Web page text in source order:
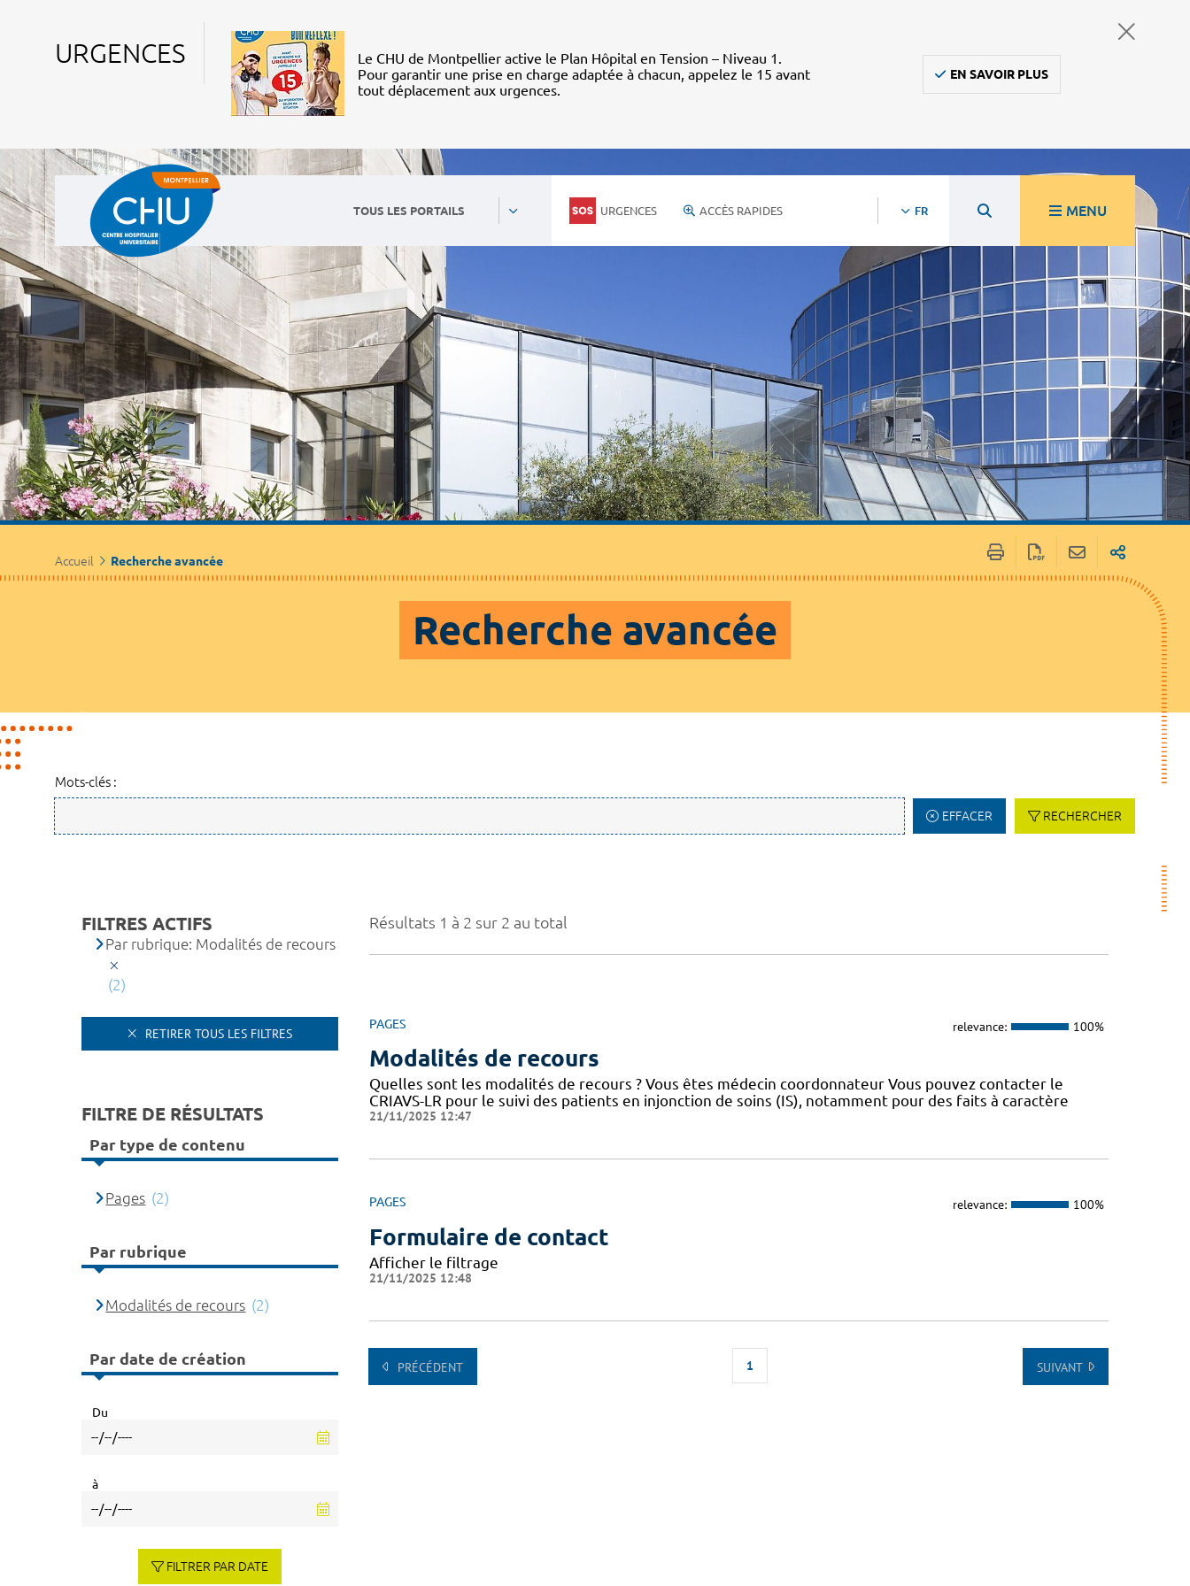
URGENCES
Le CHU de Montpellier active le Plan Hôpital en Tension – Niveau 1.
Pour garantir une prise en charge adaptée à chacun, appelez le 15 avant
tout déplacement aux urgences.
EN SAVOIR PLUS
TOUS LES PORTAILS URGENCES ACCÈS RAPIDES FR MENU
Accueil Recherche avancée
Recherche avancée
Mots-clés :
EFFACER RECHERCHER
Résultats 1 à 2 sur 2 au total
PAGES relevance: 100%
Modalités de recours
Quelles sont les modalités de recours ? Vous êtes médecin coordonnateur Vous pouvez contacter le
CRIAVS-LR pour le suivi des patients en injonction de soins (IS), notamment pour des faits à caractère
21/11/2025 12:47
PAGES relevance: 100%
Formulaire de contact
Afficher le filtrage
21/11/2025 12:48
PRÉCÉDENT 1 SUIVANT
FILTRES ACTIFS
Par rubrique: Modalités de recours
(2)
RETIRER TOUS LES FILTRES
FILTRE DE RÉSULTATS
Par type de contenu
Pages (2)
Par rubrique
Modalités de recours (2)
Par date de création
Du
à
FILTRER PAR DATE